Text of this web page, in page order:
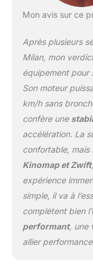
Mon avis sur ce
Après plusieurs
Milan, mon
équipement pour
Son moteur
km/h sans
confère une
accélération. La
confortable, mais
Kinomap et Zwift
expérience
simple, il va à
complètent bien
performant, une
allier